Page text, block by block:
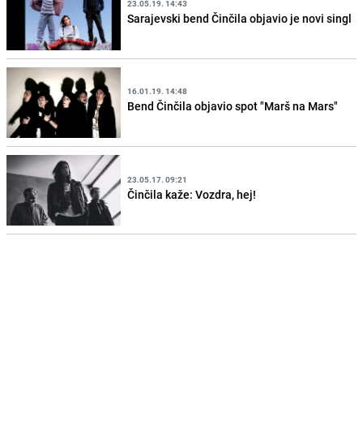
23.05.19. 14:43
Sarajevski bend Činčila objavio je novi singl
16.01.19. 14:48
Bend Činčila objavio spot "Marš na Mars"
23.05.17. 09:21
Činčila kaže: Vozdra, hej!